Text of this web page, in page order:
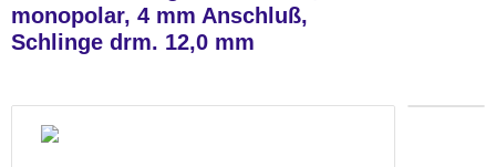
monopolar, 4 mm Anschluß,
Schlinge drm. 12,0 mm